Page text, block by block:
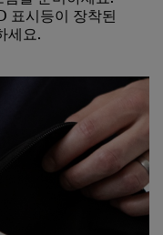
표시등이 장착된
세요.